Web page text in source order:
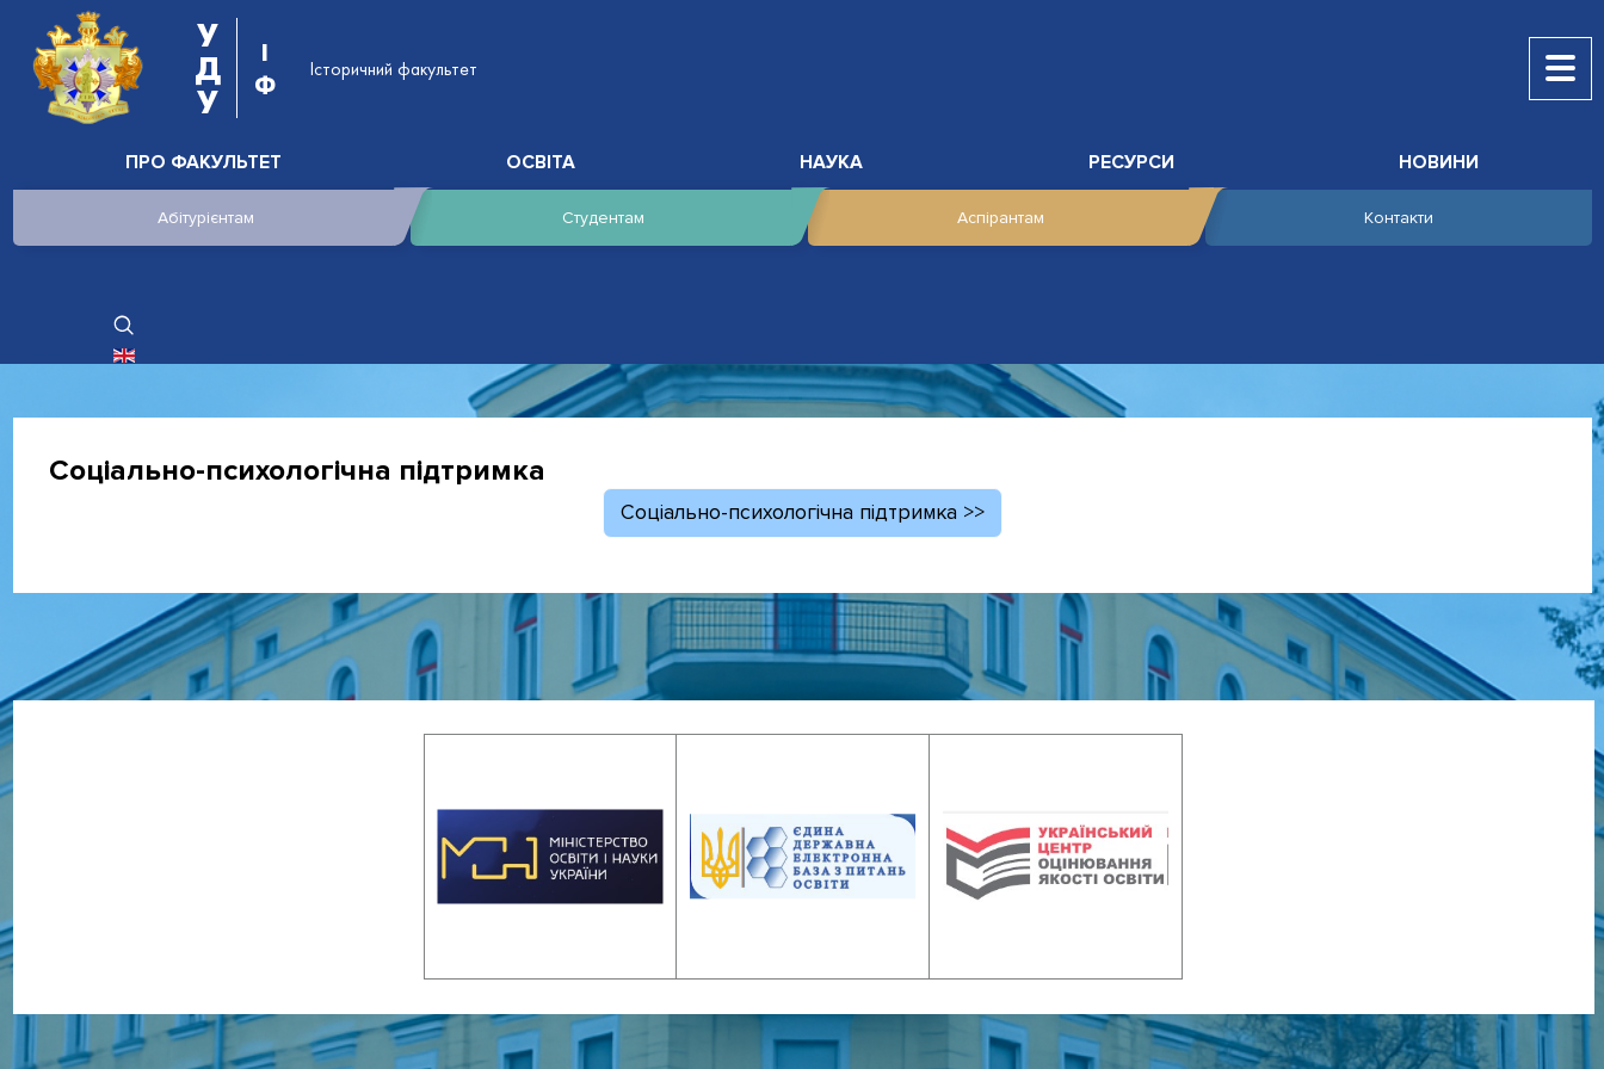
У
Д
У
І
Ф
Історичний факультет
ПРО ФАКУЛЬТЕТ ОСВІТА НАУКА РЕСУРСИ НОВИНИ
Абітурієнтам Студентам Аспірантам Контакти
ОБЕРІТЬ СВОЮ МОВУ
Соціально-психологічна підтримка
Соціально-психологічна підтримка >>